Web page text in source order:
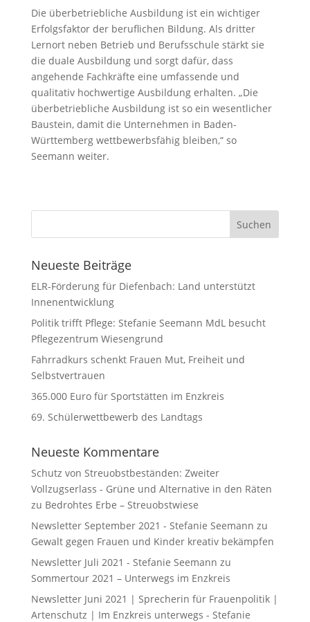
Die überbetriebliche Ausbildung ist ein wichtiger
Erfolgsfaktor der beruflichen Bildung. Als dritter
Lernort neben Betrieb und Berufsschule stärkt sie
die duale Ausbildung und sorgt dafür, dass
angehende Fachkräfte eine umfassende und
qualitativ hochwertige Ausbildung erhalten. „Die
überbetriebliche Ausbildung ist so ein wesentlicher
Baustein, damit die Unternehmen in Baden-
Württemberg wettbewerbsfähig bleiben,“ so
Seemann weiter.
Neueste Beiträge
ELR-Förderung für Diefenbach: Land unterstützt
Innenentwicklung
Politik trifft Pflege: Stefanie Seemann MdL besucht
Pflegezentrum Wiesengrund
Fahrradkurs schenkt Frauen Mut, Freiheit und
Selbstvertrauen
365.000 Euro für Sportstätten im Enzkreis
69. Schülerwettbewerb des Landtags
Neueste Kommentare
Schutz von Streuobstbeständen: Zweiter
Vollzugserlass - Grüne und Alternative in den Räten
zu Bedrohtes Erbe – Streuobstwiese
Newsletter September 2021 - Stefanie Seemann zu
Gewalt gegen Frauen und Kinder kreativ bekämpfen
Newsletter Juli 2021 - Stefanie Seemann zu
Sommertour 2021 – Unterwegs im Enzkreis
Newsletter Juni 2021 | Sprecherin für Frauenpolitik |
Artenschutz | Im Enzkreis unterwegs - Stefanie